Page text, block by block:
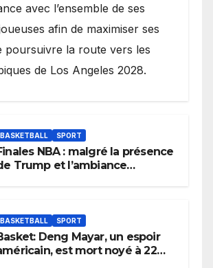
avec l’ensemble de ses
afin de maximiser ses
poursuivre la route vers les
de Los Angeles 2028.
BASKETBALL SPORT
NBA : malgré la présence
Trump et l’ambiance
BASKETBALL SPORT
Deng Mayar, un espoir
est mort noyé à 22